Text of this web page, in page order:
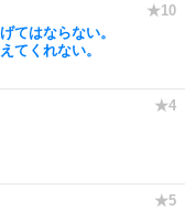
てはならない。
てくれない。